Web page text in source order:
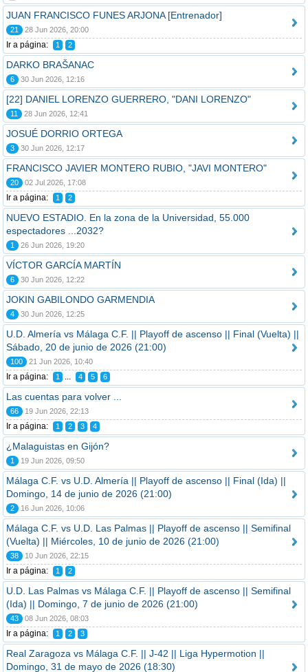
JUAN FRANCISCO FUNES ARJONA [Entrenador]
21 28 Jun 2026, 20:00
Ir a página: 1 2
DARKO BRAŠANAC
6 30 Jun 2026, 12:16
[22] DANIEL LORENZO GUERRERO, "DANI LORENZO"
11 28 Jun 2026, 12:41
JOSUÉ DORRIO ORTEGA
3 30 Jun 2026, 12:17
FRANCISCO JAVIER MONTERO RUBIO, "JAVI MONTERO"
20 02 Jul 2026, 17:08
Ir a página: 1 2
NUEVO ESTADIO. En la zona de la Universidad, 55.000
espectadores ...2032?
1 26 Jun 2026, 19:20
VÍCTOR GARCÍA MARTÍN
6 30 Jun 2026, 12:22
JOKIN GABILONDO GARMENDIA
4 30 Jun 2026, 12:25
U.D. Almería vs Málaga C.F. || Playoff de ascenso || Final (Vuelta) ||
Sábado, 20 de junio de 2026 (21:00)
100 21 Jun 2026, 10:40
Ir a página: 1 ... 4 5 6
Las cuentas para volver ...
66 19 Jun 2026, 22:13
Ir a página: 1 2 3 4
¿Malaguistas en Gijón?
1 19 Jun 2026, 09:50
Málaga C.F. vs U.D. Almería || Playoff de ascenso || Final (Ida) ||
Domingo, 14 de junio de 2026 (21:00)
2 16 Jun 2026, 10:06
Málaga C.F. vs U.D. Las Palmas || Playoff de ascenso || Semifinal
(Vuelta) || Miércoles, 10 de junio de 2026 (21:00)
38 10 Jun 2026, 22:15
Ir a página: 1 2
U.D. Las Palmas vs Málaga C.F. || Playoff de ascenso || Semifinal
(Ida) || Domingo, 7 de junio de 2026 (21:00)
43 08 Jun 2026, 08:03
Ir a página: 1 2 3
Real Zaragoza vs Málaga C.F. || J-42 || Liga Hypermotion ||
Domingo, 31 de mayo de 2026 (18:30)